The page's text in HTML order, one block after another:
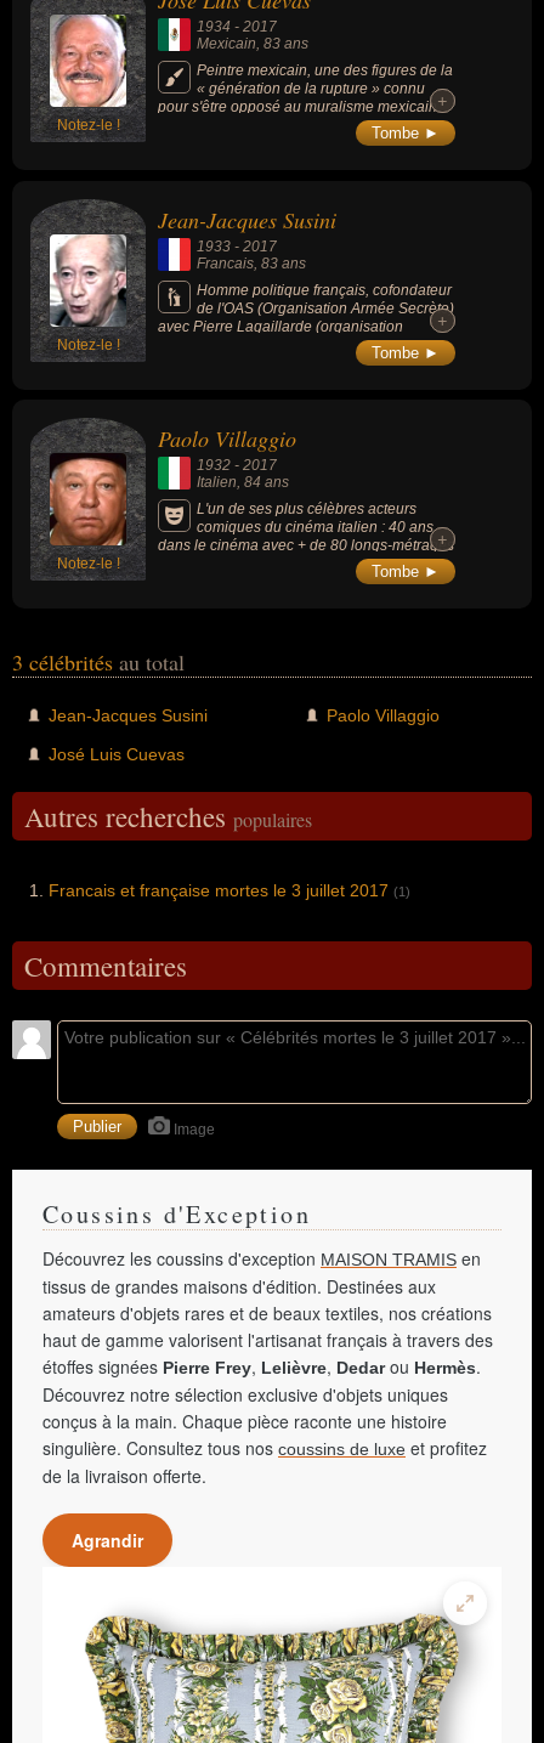
muraliste, plasticien, sculpteur, homme politique, nationaliste,
acteur, animateur, comique, doubleur ou écrivain. En ce qui
concerne leurs nationalités au moment de leurs morts, ils peuvent
avoir été mexicain, francais ou italien par exemple.
Notez-le !
1934 - 2017
Mexicain, 83 ans
Peintre mexicain, une des figures de la
« génération de la rupture » connu
pour s'être opposé au muralisme mexicain
(mouvement aux thèmes nationalistes de la
première moitié du XXe siècle).
+
+
Tombe ►
Notez-le !
Jean-Jacques Susini
1933 - 2017
Francais , 83 ans
Homme politique français, cofondateur
de l'OAS (Organisation Armée Secrète)
avec Pierre Lagaillarde (organisation
politico-militaire clandestine française créée
le 11 février 1961 pour la défense de la
+
+
Tombe ►
Notez-le !
Paolo Villaggio
1932 - 2017
Italien, 84 ans
L'un de ses plus célèbres acteurs
comiques du cinéma italien : 40 ans
dans le cinéma avec + de 80 longs-métrages
dont des collaborations saluées avec
Federico Fellini ou encore Mario Monicelli. Il
+
+
Tombe ►
3 célébrités au total
Jean-Jacques Susini
José Luis Cuevas
Paolo Villaggio
Autres recherches populaires
Francais et française mortes le 3 juillet 2017 (1)
Commentaires
Image
Coussins d'Exception
Découvrez les coussins d'exception MAISON TRAMIS en
tissus de grandes maisons d'édition. Destinées aux
amateurs d'objets rares et de beaux textiles, nos créations
haut de gamme valorisent l'artisanat français à travers des
étoffes signées Pierre Frey, Lelièvre, Dedarou Hermès.
Découvrez notre sélection exclusive d'objets uniques
conçus à la main. Chaque pièce raconte une histoire
singulière. Consultez tous nos coussins de luxe et profitez
de la livraison offerte.
Agrandir